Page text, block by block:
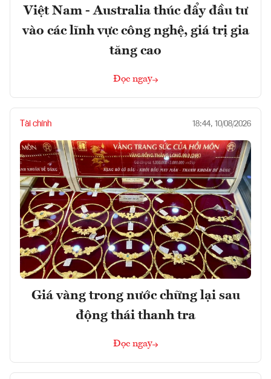
Việt Nam - Australia thúc đẩy đầu tư
vào các lĩnh vực công nghệ, giá trị gia
tăng cao
Đọc ngay
Tài chính 18:44, 10/08/2026
Giá vàng trong nước chững lại sau
động thái thanh tra
Đọc ngay